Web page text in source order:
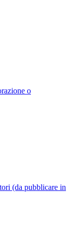
o
(da pubblicare in